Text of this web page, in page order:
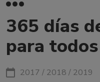
365 días
para todos
2017 / 2018 / 2019